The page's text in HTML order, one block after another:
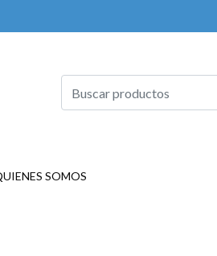
SOMOS